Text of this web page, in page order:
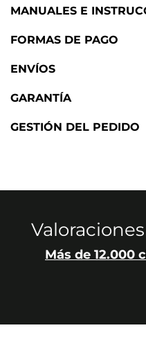
MANUALES E
FORMAS DE PAGO
ENVÍOS
GARANTÍA
GESTIÓN DEL PEDIDO
Más de 12.000